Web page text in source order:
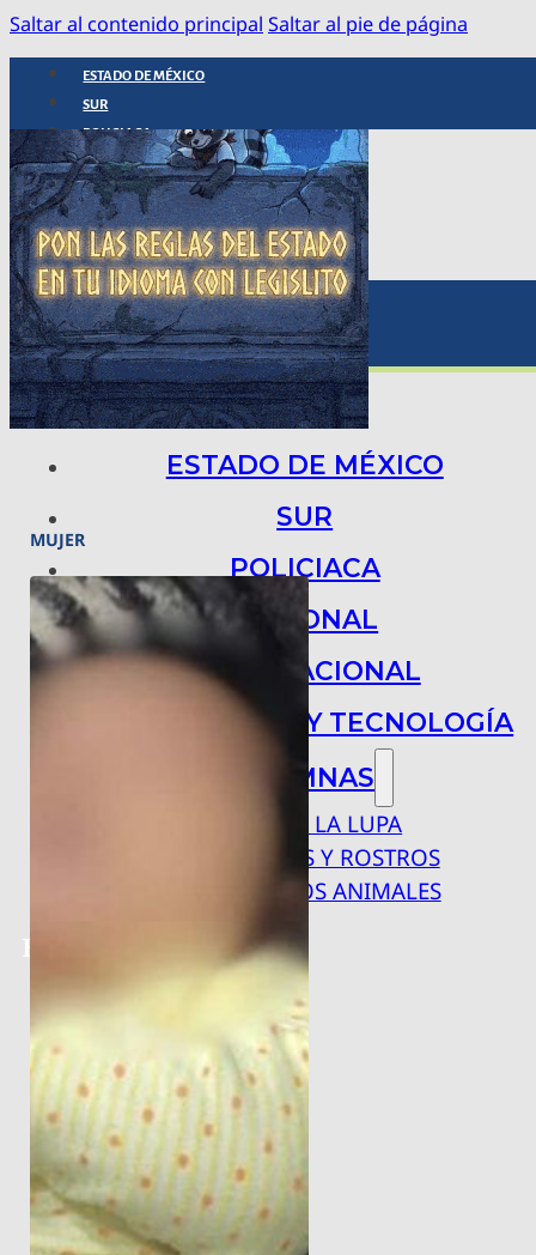
Saltar al contenido principal Saltar al pie de página
ESTADO DE MÉXICO
SUR
POLICIACA
NACIONAL
INTERNACIONAL
ARTE, CIENCIA Y TECNOLOGÍA
COLUMNAS
BAJO LA LUPA
RASTROS Y ROSTROS
VÍNCULOS ANIMALES
ESTADO DE MÉXICO
SUR
POLICIACA
NACIONAL
INTERNACIONAL
ARTE, CIENCIA Y TECNOLOGÍA
COLUMNAS
BAJO LA LUPA
RASTROS Y ROSTROS
VÍNCULOS ANIMALES
MUJER